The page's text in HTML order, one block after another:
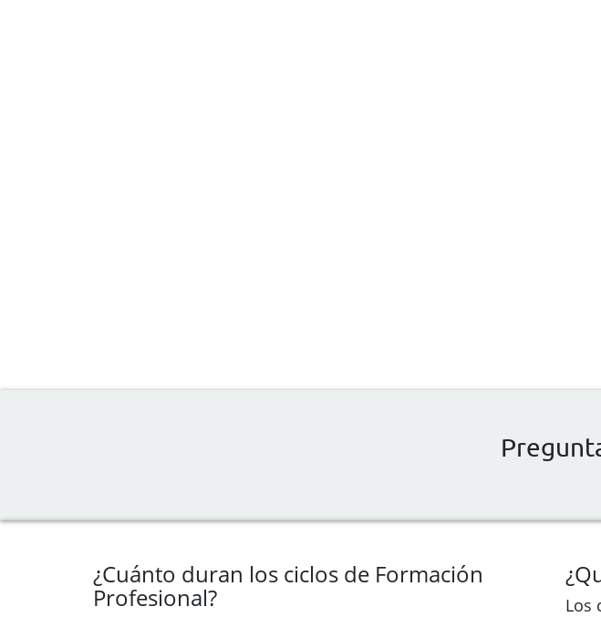
¿Cuánto duran los ciclos de Formación
Profesional?
Los